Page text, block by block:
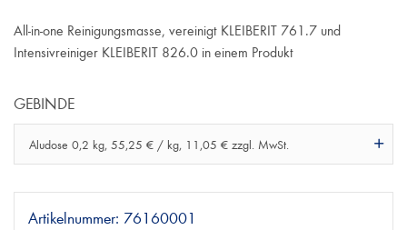
All-in-one Reinigungsmasse, vereinigt KLEIBERIT 761.7 und
Intensivreiniger KLEIBERIT 826.0 in einem Produkt
GEBINDE
Aludose 0,2 kg, 55,25 € / kg, 11,05 € zzgl. MwSt.
Artikelnummer: 76160001